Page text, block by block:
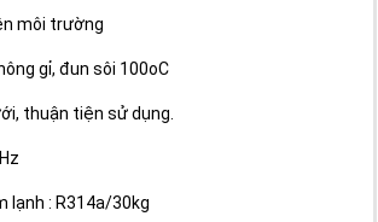
môi trường
gỉ, đun sôi 100oC
thuận tiện sử dụng.
lạnh : R314a/30kg